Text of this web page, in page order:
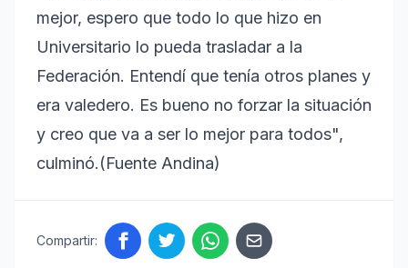
mejor, espero que todo lo que hizo en
Universitario lo pueda trasladar a la
Federación. Entendí que tenía otros planes y
era valedero. Es bueno no forzar la situación
y creo que va a ser lo mejor para todos",
culminó.(Fuente Andina)
Compartir: